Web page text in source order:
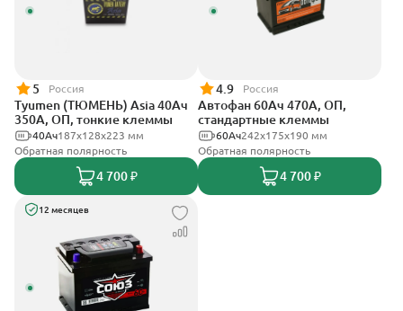
5 Россия
Tyumen (ТЮМЕНЬ) Asia 40Ач
350А, ОП, тонкие клеммы
187х128х223 мм
40Ач
Обратная полярность
4 700 ₽
4.9 Россия
Автофан 60Ач 470А, ОП,
стандартные клеммы
242х175х190 мм
60Ач
Обратная полярность
4 700 ₽
12 месяцев